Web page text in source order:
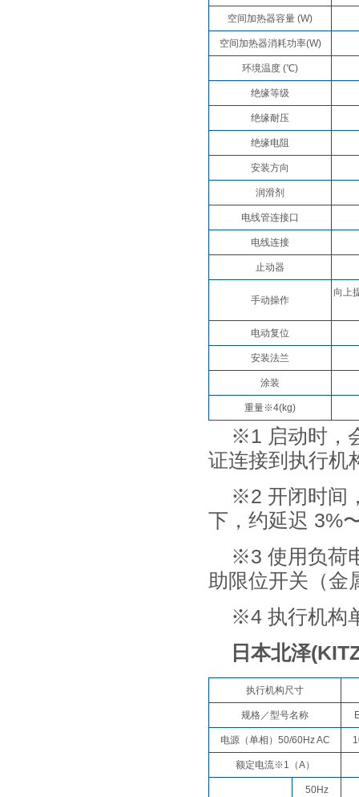
空间加热器容量 (W)
空间加热器消耗功率(W)
环境温度 (℃)
绝缘等级
绝缘耐压
绝缘电阻
安装方向
润滑剂
电线管连接口
电线连接
止动器
手动操作
向上
电动复位
安装法兰
涂装
重量※4(kg)
※1 启动时，
证连接到执行机
※2 开闭时间
下，约延迟 3%
※3 使用负荷
助限位开关（金
※4 执行机构
日本北泽
执行机构尺寸
规格／型号名称
电源（单相）50/60Hz AC
额定电流※1（A）
50Hz